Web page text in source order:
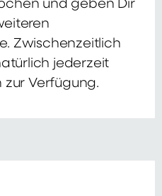
und geben Dir
Zwischenzeitlich
jederzeit
zur Verfügung.